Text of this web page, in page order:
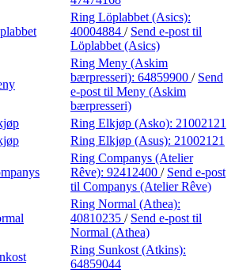
Ring Löplabbet (Asics):
40004884 / Send e-post til
Löplabbet (Asics)
Ring Meny (Askim
bærpresseri): 64859900 / Send
e-post til Meny (Askim
bærpresseri)
Ring Elkjøp (Asko): 21002121
Ring Elkjøp (Asus): 21002121
Ring Companys (Atelier
Rêve): 92412400 / Send e-post
til Companys (Atelier Rêve)
Ring Normal (Athea):
40810235 / Send e-post til
Normal (Athea)
Ring Sunkost (Atkins):
64859044